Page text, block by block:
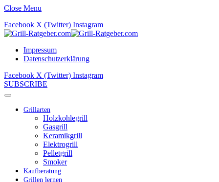
Close Menu
Facebook X (Twitter) Instagram
Impressum
Datenschutzerklärung
Facebook X (Twitter) Instagram
SUBSCRIBE
Grillarten
Holzkohlegrill
Gasgrill
Keramikgrill
Elektrogrill
Pelletgrill
Smoker
Kaufberatung
Grillen lernen